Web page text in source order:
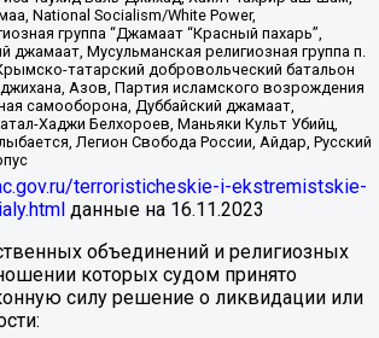
National Socialism/White Power,
группа “Джамаат “Красный пахарь”,
джамаат, Мусульманская религиозная группа п.
татарский добровольческий батальон
Азов, Партия исламского возрождения
самооборона, Дуббайский джамаат,
Хаджи Белхороев, Маньяки Культ Убийц,
Легион Свобода России, Айдар, Русский
terroristicheskie-i-ekstremistskie-
данные на 16.11.2023
объединений и религиозных
которых судом принято
силу решение о ликвидации или